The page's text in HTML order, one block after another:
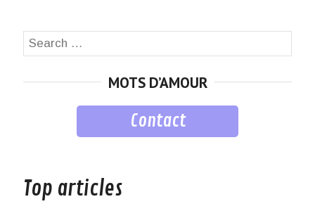
Search
MOTS D’AMOUR
Contact
Top articles